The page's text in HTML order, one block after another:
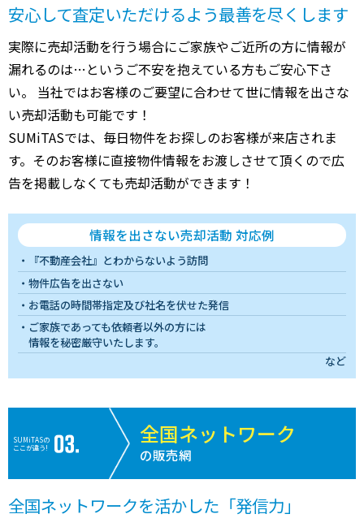
安心して査定いただけるよう最善を尽くします
実際に売却活動を行う場合にご家族やご近所の方に情報が
漏れるのは…というご不安を抱えている方もご安心下さ
い。 当社ではお客様のご要望に合わせて世に情報を出さな
い売却活動も可能です！
SUMiTASでは、毎日物件をお探しのお客様が来店されま
す。そのお客様に直接物件情報をお渡しさせて頂くので広
告を掲載しなくても売却活動ができます！
情報を出さない売却活動 対応例
『不動産会社』とわからないよう訪問
物件広告を出さない
お電話の時間帯指定及び社名を伏せた発信
ご家族であっても依頼者以外の方には
情報を秘密厳守いたします。
など
SUMiTASの
ここが違う!
全国ネットワーク
の販売網
全国ネットワークを活かした「発信力」